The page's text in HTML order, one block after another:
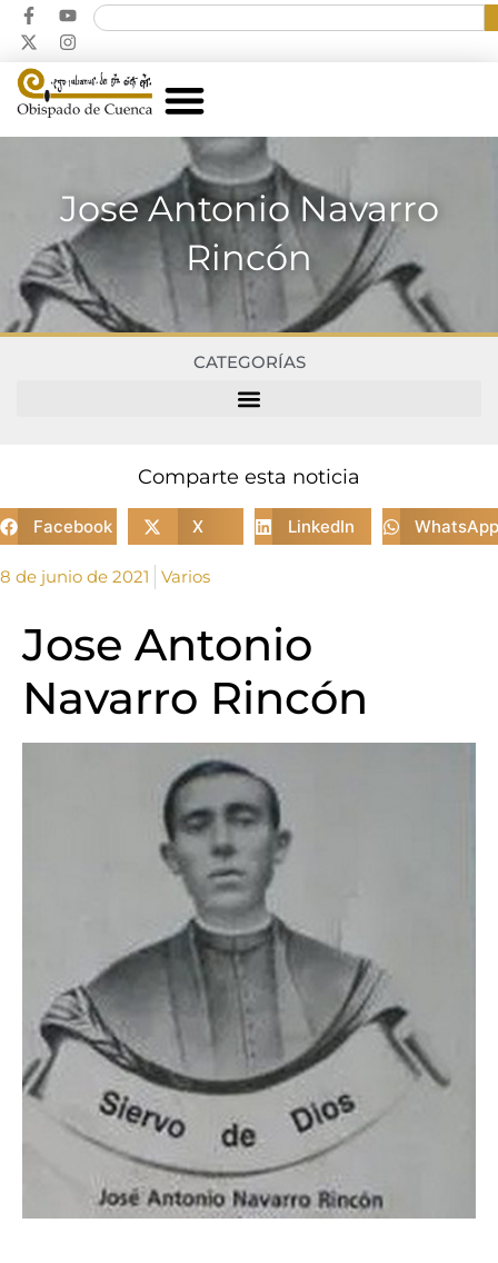
Jose Antonio Navarro
Rincón
CATEGORÍAS
Comparte esta noticia
Facebook X LinkedIn WhatsApp
8 de junio de 2021 Varios
Jose Antonio
Navarro Rincón